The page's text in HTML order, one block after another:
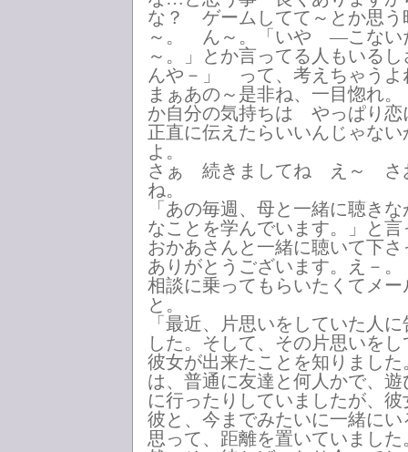
な？ ゲームしてて～とか思う
～。 ん～。「いや ―こない
～。」とか言ってる人もいる
んや－」 って、考えちゃうよ
まぁあの～是非ね、一目惚れ
か自分の気持ちは やっぱり恋
正直に伝えたらいいんじゃな
よ。
さぁ 続きましてね え～ さ
ね。
「あの毎週、母と一緒に聴き
なことを学んでいます。」と
おかあさんと一緒に聴いて下
ありがとうございます。え－
相談に乗ってもらいたくてメ
と。
「最近、片思いをしていた人
した。そして、その片思いを
彼女が出来たことを知りまし
は、普通に友達と何人かで、
に行ったりしていましたが、
彼と、今までみたいに一緒に
思って、距離を置いていまし